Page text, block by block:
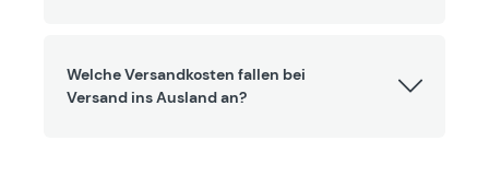
Welche Versandkosten fallen bei
Versand ins Ausland an?